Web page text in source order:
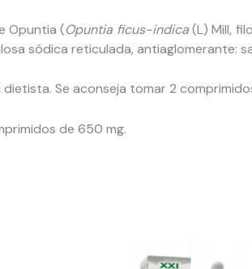
Opuntia (Opuntia ficus-indica(L) Mill,
sódica reticulada, antiaglomerante:
Se aconseja tomar 2
de 650 mg.